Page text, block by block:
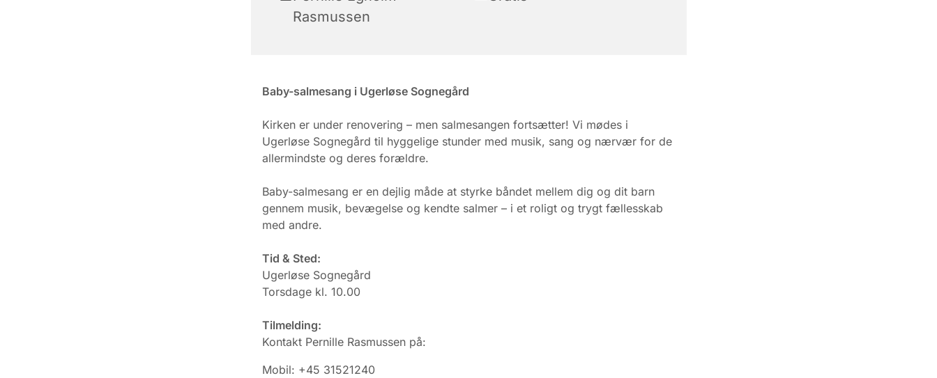
Rasmussen
Baby-salmesang i Ugerløse Sognegård
Kirken er under renovering – men salmesangen fortsætter! Vi mødes i
Ugerløse Sognegård til hyggelige stunder med musik, sang og nærvær for de
allermindste og deres forældre.
Baby-salmesang er en dejlig måde at styrke båndet mellem dig og dit barn
gennem musik, bevægelse og kendte salmer – i et roligt og trygt fællesskab
med andre.
Tid & Sted:
Ugerløse Sognegård
Torsdage kl. 10.00
Tilmelding:
Kontakt Pernille Rasmussen på:
Mobil: +45 31521240